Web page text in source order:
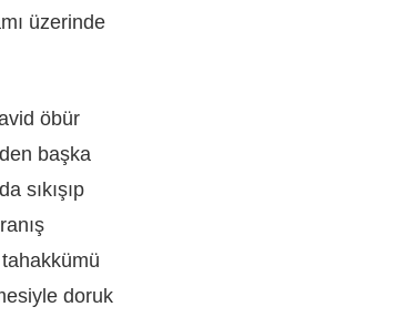
üzerinde
öbür
başka
sıkışıp
doruk